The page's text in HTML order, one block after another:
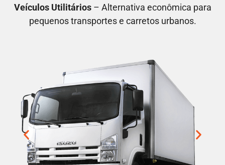
Veículos Utilitários– Alternativa econômica para
pequenos transportes e carretos urbanos.